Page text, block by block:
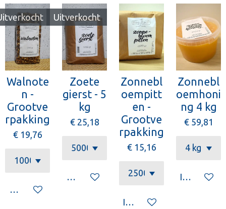
Walnote
n -
Grootve
rpakking
€ 19,76
Houd mij op de hoogte
Uitverkocht
Zoete
gierst - 5
kg
€ 25,18
Houd mij op de hoogte
Zonnebl
oempitt
en -
Grootve
rpakking
€ 15,16
In winkelwagen
Zonnebl
oemhoni
ng 4 kg
€ 59,81
In